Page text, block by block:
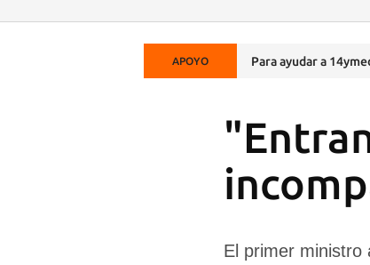
APOYO Para ayudar a
El primer ministro